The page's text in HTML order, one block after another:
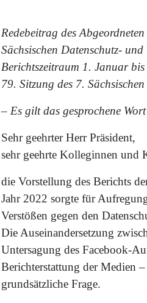
Redebeitrag des
Sächsischen Datenschutz-
Berichtszeitraum 1. Januar
79. Sitzung des 7.
– Es gilt das gesprochene
Sehr geehrter Herr Präsident,
sehr geehrte Kolleginnen und
die Vorstellung des Berichts
Jahr 2022 sorgte für
Verstößen gegen den
Die Auseinandersetzung
Untersagung des Facebook-
Berichterstattung der Medien
grundsätzliche Frage.